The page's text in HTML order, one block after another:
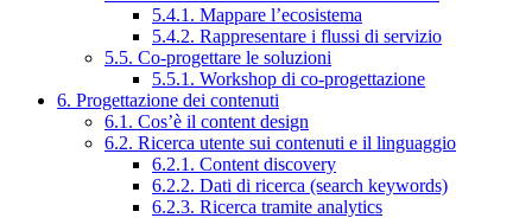
5.4.1. Mappare l’ecosistema
5.4.2. Rappresentare i flussi di servizio
5.5. Co-progettare le soluzioni
5.5.1. Workshop di co-progettazione
6. Progettazione dei contenuti
6.1. Cos’è il content design
6.2. Ricerca utente sui contenuti e il linguaggio
6.2.1. Content discovery
6.2.2. Dati di ricerca (search keywords)
6.2.3. Ricerca tramite analytics